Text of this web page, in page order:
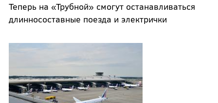
Теперь на «Трубной» смогут останавливаться
длинносоставные поезда и электрички